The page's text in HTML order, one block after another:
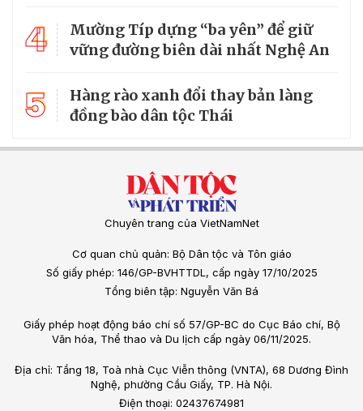
4
Mường Típ dựng “ba yên” để giữ
vững đường biên dài nhất Nghệ An
5
Hàng rào xanh đổi thay bản làng
đồng bào dân tộc Thái
Chuyên trang của VietNamNet
Cơ quan chủ quản: Bộ Dân tộc và Tôn giáo
Số giấy phép: 146/GP-BVHTTDL, cấp ngày 17/10/2025
Tổng biên tập: Nguyễn Văn Bá
Giấy phép hoạt động báo chí số 57/GP-BC do Cục Báo chí, Bộ
Văn hóa, Thể thao và Du lịch cấp ngày 06/11/2025.
Địa chỉ: Tầng 18, Toà nhà Cục Viễn thông (VNTA), 68 Dương Đình
Nghệ, phường Cầu Giấy, TP. Hà Nội.
Điện thoại: 02437674981